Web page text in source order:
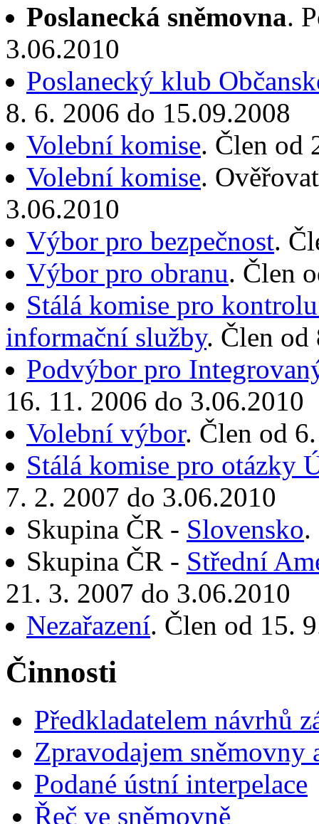
Poslanecká sněmovna.
3.06.2010
Poslanecký klub
8. 6. 2006 do 15.09.2008
Volební komise. Člen od
Volební komise.
3.06.2010
Výbor pro bezpečnost.
Výbor pro obranu. Člen
Stálá komise pro
informační služby. Člen od
Podvýbor pro
16. 11. 2006 do 3.06.2010
Volební výbor. Člen od
Stálá komise pro otázky
7. 2. 2007 do 3.06.2010
Skupina ČR - Slovensko.
Skupina ČR - Střední
21. 3. 2007 do 3.06.2010
Nezařazení. Člen od 15.
Činnosti
Předkladatelem návrhů
Zpravodajem
Podané ústní interpelace
Řeč ve sněmovně